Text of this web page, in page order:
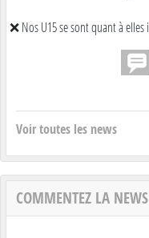
❌ Nos U15 se sont quant à elles
Voir toutes les news
COMMENTEZ LA NEWS